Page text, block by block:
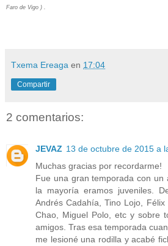
Faro de Vigo ) .
Txema Ereaga en 17:04
Compartir
2 comentarios:
JEVAZ 13 de octubre de 2015 a
Muchas gracias por recordarme!
Fue una gran temporada con un
la mayoría eramos juveniles.
Andrés Cadahía, Tino Lojo,
Chao, Miguel Polo, etc y sobre
amigos. Tras esa temporada
me lesioné una rodilla y acabé